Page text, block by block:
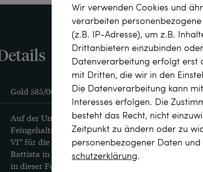
Gold 585/000, entspricht 14 Karat
Auf der Unterseite der Schließe die
Feingehaltspunze „585“ und die Herstellermarke
VI“ für die Goldschmiede Vezzarro Ida di Giovanni
Battista in der Via dei Mille 20 in Vicenza
in dieser Form von 1944 bis 1968)
Wir verwenden Cookies und
verarbeiten
(z.B. IP-Adresse), um z.B.
Drittanbietern einzubinden
Datenverarbeitung erfolgt erst
mit Dritten, die wir in den
Die Datenverarbeitung kann
Interesses erfolgen. Die
besteht das Recht, nicht
Zeitpunkt zu ändern oder zu
personenbezogener Daten
schutz­erklärung.